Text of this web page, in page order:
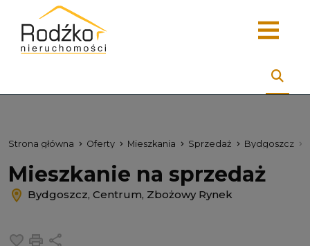
Strona główna Oferty Mieszkania Sprzedaż Bydgoszcz
Mieszkanie na sprzedaż
Bydgoszcz, Centrum, Zbożowy Rynek
Dodaj do ulubionych
Drukuj